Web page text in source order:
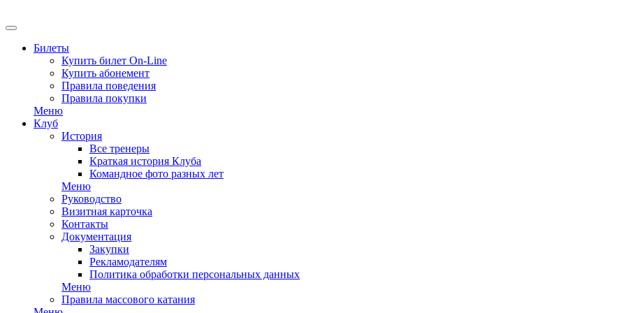
Билеты
Купить билет On-Line
Купить абонемент
Правила поведения
Правила покупки
Меню
Клуб
История
Все тренеры
Краткая история Клуба
Командное фото разных лет
Меню
Руководство
Визитная карточка
Контакты
Документация
Закупки
Рекламодателям
Политика обработки персональных данных
Меню
Правила массового катания